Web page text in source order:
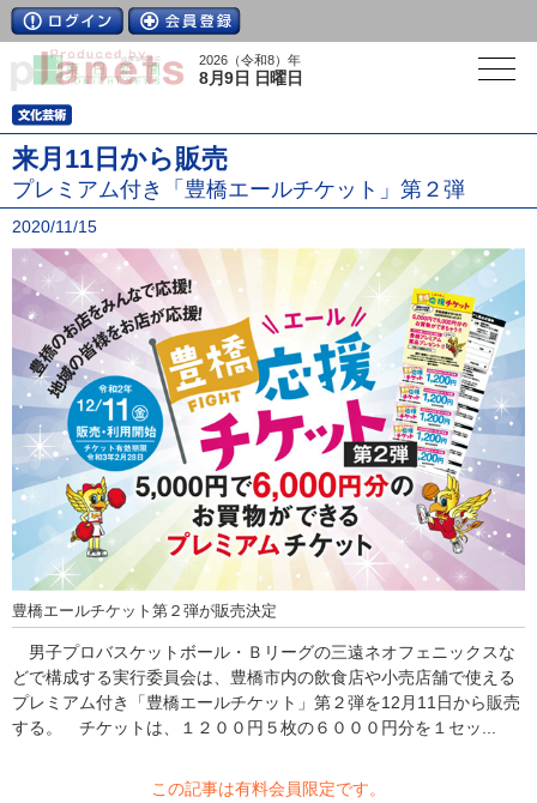
2026（令和8）年
8月9日 日曜日
来月11日から販売
プレミアム付き「豊橋エールチケット」第２弾
2020/11/15
豊橋エールチケット第２弾が販売決定
男子プロバスケットボール・Ｂリーグの三遠ネオフェニックスな
どで構成する実行委員会は、豊橋市内の飲食店や小売店舗で使える
プレミアム付き「豊橋エールチケット」第２弾を12月11日から販売
する。 チケットは、１２００円５枚の６０００円分を１セッ...
この記事は有料会員限定です。